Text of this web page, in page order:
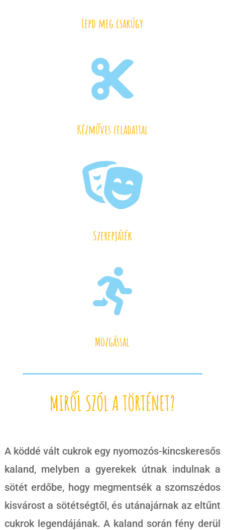
Lepd meg csakúgy

Kézműves feladattal

Szerepjáték

Mozgással
MIRŐL SZÓL A TÖRTÉNET?
A köddé vált cukrok egy nyomozós-kincskeresős
kaland, melyben a gyerekek útnak indulnak a
sötét erdőbe, hogy megmentsék a szomszédos
kisvárost a sötétségtől, és utánajárnak az eltűnt
cukrok legendájának. A kaland során fény derül